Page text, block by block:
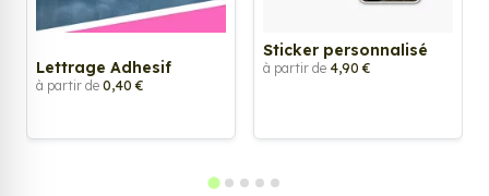
Lettrage Adhesif
à partir de 0,40 €
Sticker personnalisé
à partir de 4,90 €